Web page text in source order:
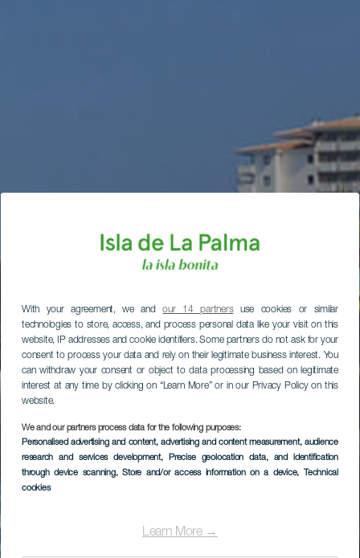
With your agreement, we andour 14 partnersuse cookies or similar
technologies to store, access, and process personal data like your visit on this
website, IP addresses and cookie identifiers. Some partners do not ask for your
consent to process your data and rely on their legitimate business interest. You
can withdraw your consent or object to data processing based on legitimate
interest at any time by clicking on “Learn More” or in our Privacy Policy on this
website.
We and our partners process data for the following purposes:
Personalised advertising and content, advertising and content measurement, audience
research and services development, Precise geolocation data, and identification
through device scanning, Store and/or access information on a device, Technical
cookies
Learn More →